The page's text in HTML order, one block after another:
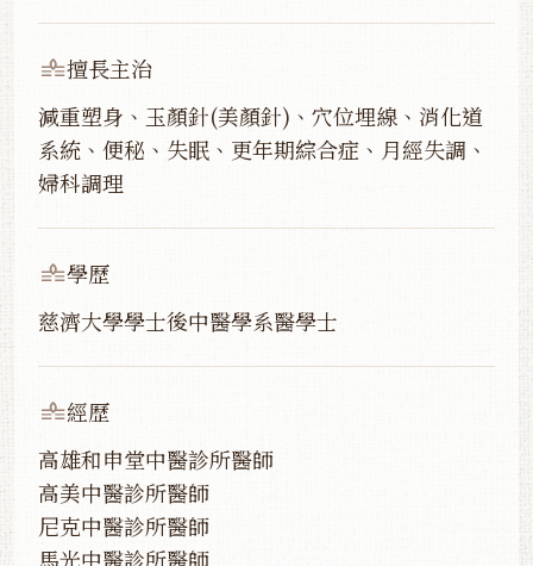
擅長主治
減重塑身、玉顏針(美顏針)、穴位埋線、消化道
系統、便秘、失眠、更年期綜合症、月經失調、
婦科調理
學歷
慈濟大學學士後中醫學系醫學士
經歷
高雄和申堂中醫診所醫師
高美中醫診所醫師
尼克中醫診所醫師
馬光中醫診所醫師